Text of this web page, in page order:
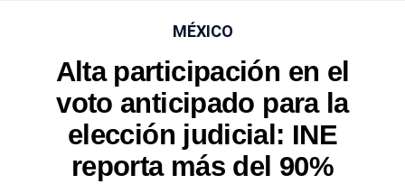
MÉXICO
Alta participación en el
voto anticipado para la
elección judicial: INE
reporta más del 90%